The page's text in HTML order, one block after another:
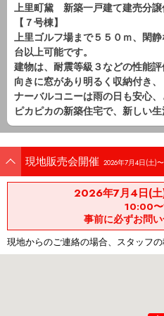
上里町黛 新築一戸建て建売分譲
【７号棟】
上里ゴルフ場まで５５０ｍ、閑
台以上可能です。
建物は、耐震等級３などの性能
向きに窓があり明るく収納付き
ナーバルコニーは雨の日も安心、
ピカピカの新築住宅で、新しい
現地販売会開催 2026年7月4日(土)
2026年7月4日(
10:00
事前に必ずお問
現地からのご連絡の場合、スタッフの